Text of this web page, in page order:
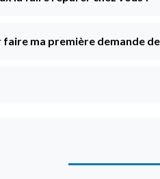
faire ma première demande